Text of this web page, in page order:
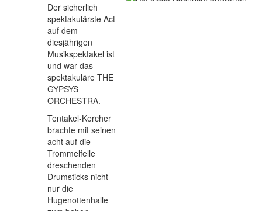
Der sicherlich
spektakulärste Act
auf dem
diesjährigen
Musikspektakel ist
und war das
spektakuläre THE
GYPSYS
ORCHESTRA.
Tentakel-Kercher
brachte mit seinen
acht auf die
Trommelfelle
dreschenden
Drumsticks nicht
nur die
Hugenottenhalle